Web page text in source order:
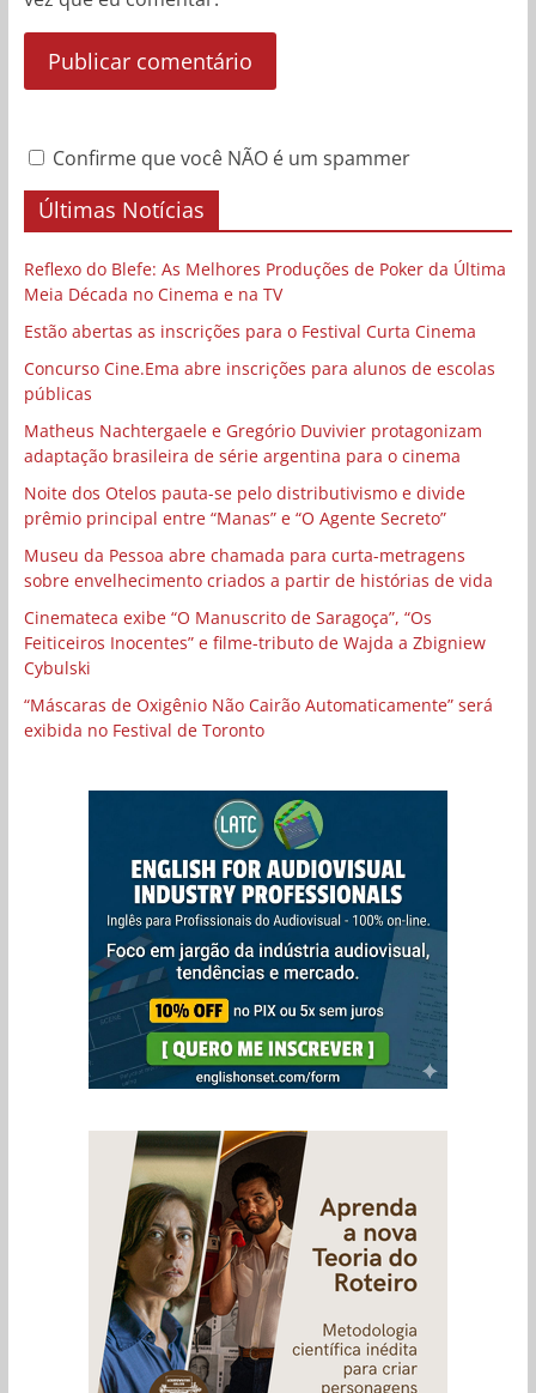
Confirme que você NÃO é um spammer
Últimas Notícias
Reflexo do Blefe: As Melhores Produções de Poker da Última
Meia Década no Cinema e na TV
Estão abertas as inscrições para o Festival Curta Cinema
Concurso Cine.Ema abre inscrições para alunos de escolas
públicas
Matheus Nachtergaele e Gregório Duvivier protagonizam
adaptação brasileira de série argentina para o cinema
Noite dos Otelos pauta-se pelo distributivismo e divide
prêmio principal entre “Manas” e “O Agente Secreto”
Museu da Pessoa abre chamada para curta-metragens
sobre envelhecimento criados a partir de histórias de vida
Cinemateca exibe “O Manuscrito de Saragoça”, “Os
Feiticeiros Inocentes” e filme-tributo de Wajda a Zbigniew
Cybulski
“Máscaras de Oxigênio Não Cairão Automaticamente” será
exibida no Festival de Toronto